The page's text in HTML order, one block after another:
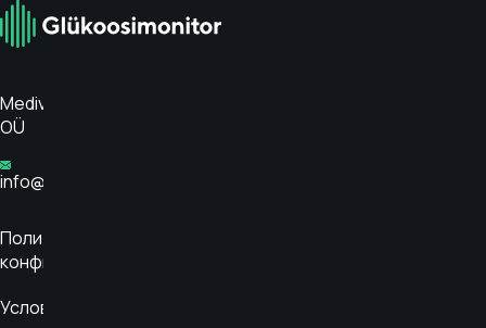
Medivar
OÜ
info@glükoosimonitor.ee
Политика
конфиденциальности
Условия